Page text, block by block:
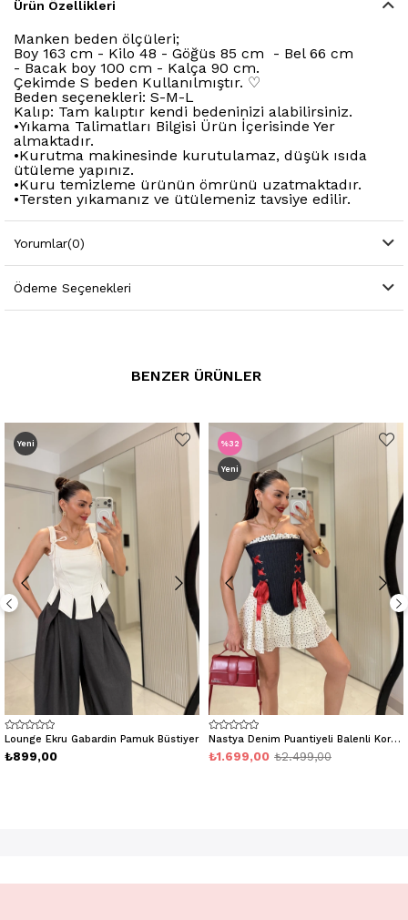
Ürün Özellikleri
Manken beden ölçüleri;
Boy 163 cm - Kilo 48 - Göğüs 85 cm - Bel 66 cm
- Bacak boy 100 cm - Kalça 90 cm.
Çekimde S beden Kullanılmıştır. ♡
Beden seçenekleri: S-M-L
Kalıp: Tam kalıptır kendi bedeninizi alabilirsiniz.
•Yıkama Talimatları Bilgisi Ürün İçerisinde Yer
almaktadır.
•Kurutma makinesinde kurutulamaz, düşük ısıda
ütüleme yapınız.
•Kuru temizleme ürünün ömrünü uzatmaktadır.
•Tersten yıkamanız ve ütülemeniz tavsiye edilir.
Yorumlar(0)
Ödeme Seçenekleri
BENZER ÜRÜNLER
Lounge Ekru Gabardin Pamuk Büstiyer
₺899,00
Yeni
Nastya Denim Puantiyeli Balenli Korse Büstiyer
₺1.699,00 ₺2.499,00
%32
Yeni